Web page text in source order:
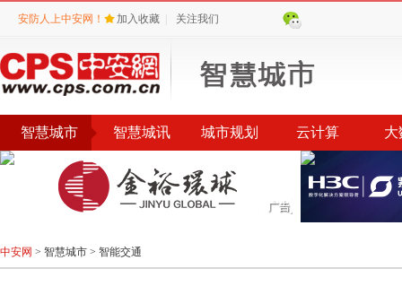
安防人上中安网！ 加入收藏 关注我们
智慧城市 智慧城讯 城市规划 云计算 大
中安网 > 智慧城市 > 智能交通